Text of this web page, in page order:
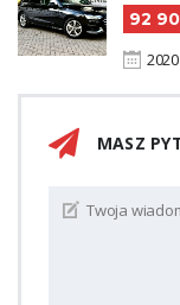
92
2020
MASZ